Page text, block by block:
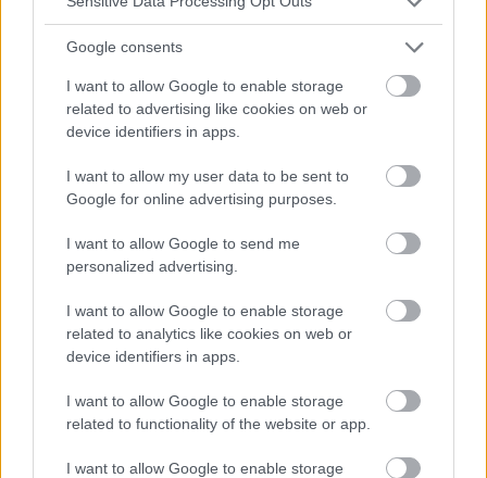
Google consents
I want to allow Google to enable storage
related to advertising like cookies on web or
device identifiers in apps.
I want to allow my user data to be sent to
Google for online advertising purposes.
I want to allow Google to send me
personalized advertising.
I want to allow Google to enable storage
related to analytics like cookies on web or
device identifiers in apps.
I want to allow Google to enable storage
related to functionality of the website or app.
I want to allow Google to enable storage
Désir pathologique d'amputer son propre
membre : l'apotemnophilie
‹ ›
Publicité: